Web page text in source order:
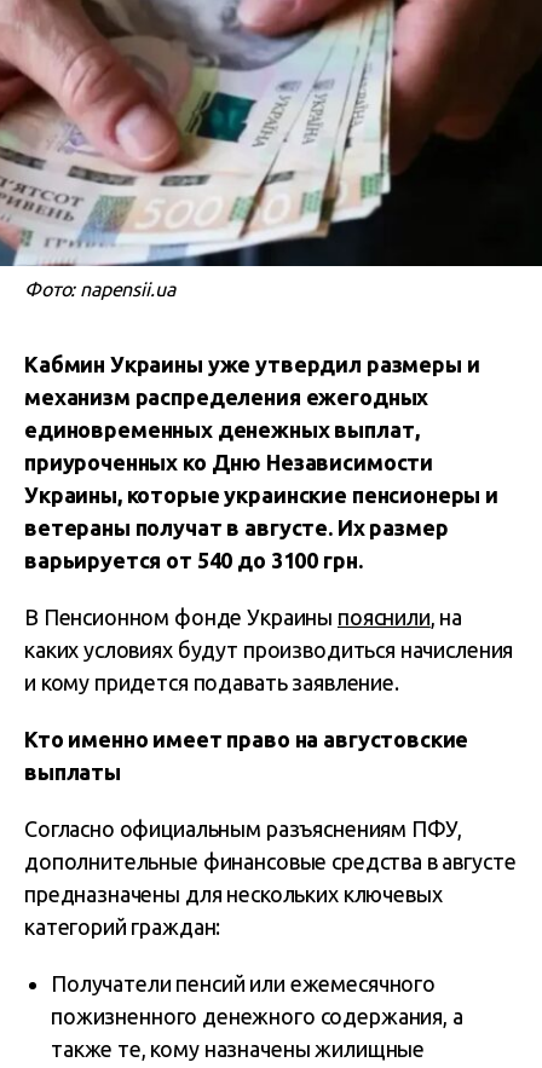
Фото: napensii.ua
Кабмин Украины уже утвердил размеры и
механизм распределения ежегодных
единовременных денежных выплат,
приуроченных ко Дню Независимости
Украины, которые украинские пенсионеры и
ветераны получат в августе. Их размер
варьируется от 540 до 3100 грн.
В Пенсионном фонде Украины пояснили, на
каких условиях будут производиться начисления
и кому придется подавать заявление.
Кто именно имеет право на августовские
выплаты
Согласно официальным разъяснениям ПФУ,
дополнительные финансовые средства в августе
предназначены для нескольких ключевых
категорий граждан:
Получатели пенсий или ежемесячного
пожизненного денежного содержания, а
также те, кому назначены жилищные